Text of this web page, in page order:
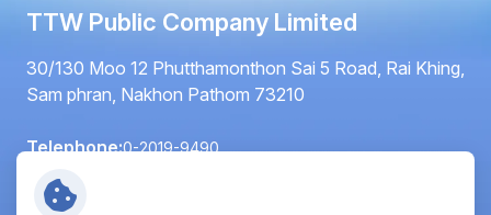
TTW Public Company Limited
30/130 Moo 12 Phutthamonthon Sai 5 Road, Rai Khing,
Sam phran, Nakhon Pathom 73210
Telephone:0-2019-9490
Fax:
Email:info@ttwplc.com